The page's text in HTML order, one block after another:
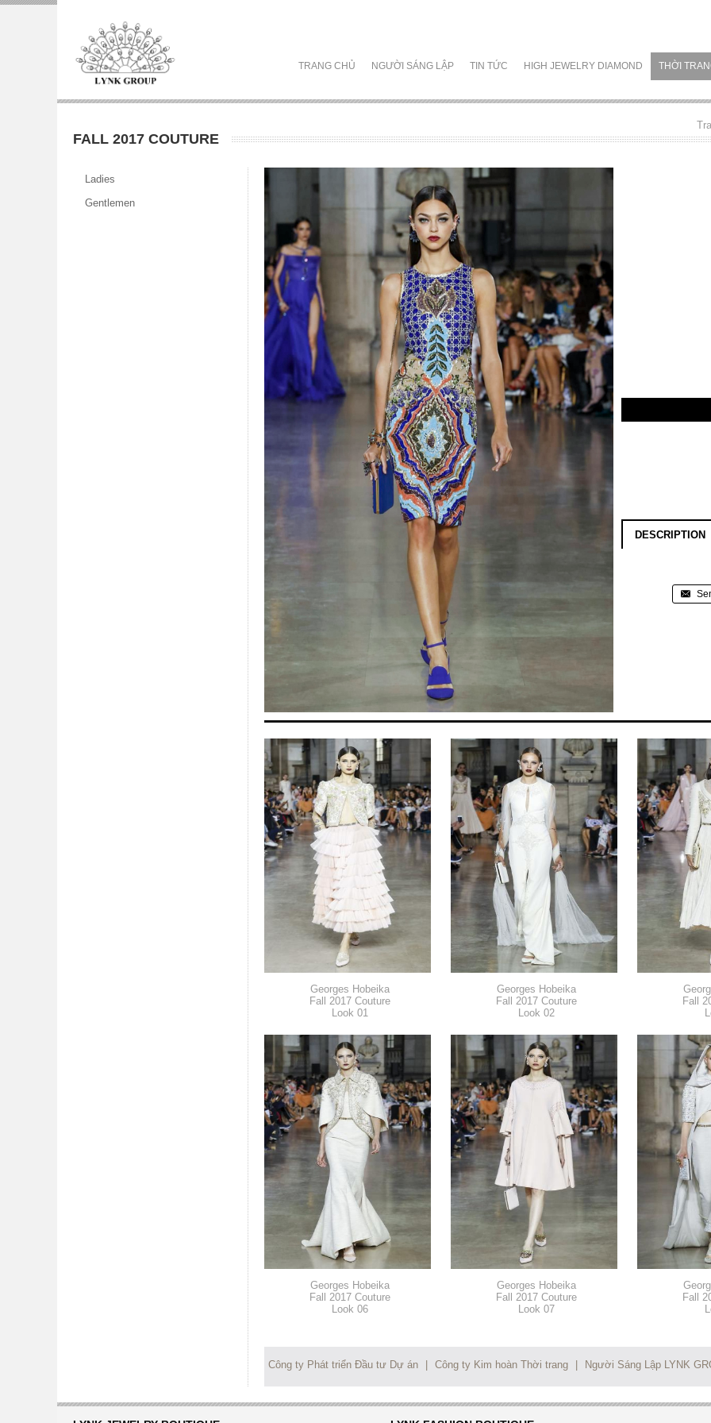
TRANG CHỦ NGƯỜI SÁNG LẬP TIN TỨC HIGH JEWELRY DIAMOND THỜI
FALL 2017 COUTURE
Ladies
Gentlemen
DESCRIPTION
Georges Hobeika
Fall 2017 Couture
Look 01
Georges Hobeika
Fall 2017 Couture
Look 02
Fall
Georges Hobeika
Fall 2017 Couture
Look 06
Georges Hobeika
Fall 2017 Couture
Look 07
Fall
Công ty Phát triển Đầu tư Dự án Công ty Kim hoàn Thời trang Người Sáng Lập LYNK